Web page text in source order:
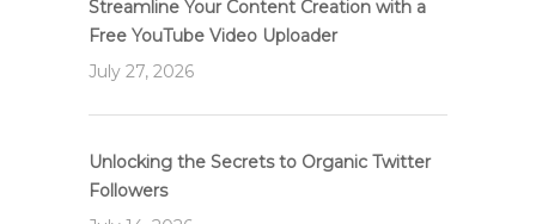
Streamline Your Content Creation with a
Free YouTube Video Uploader
July 27, 2026
Unlocking the Secrets to Organic Twitter
Followers